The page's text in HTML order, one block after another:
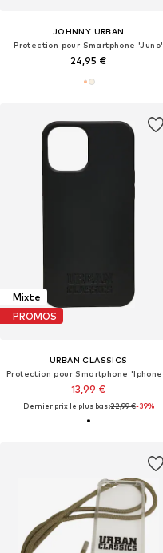
JOHNNY URBAN
Protection pour Smartphone 'Juno'
24,95 €
Mixte
PROMOS
URBAN CLASSICS
13,99 €
Dernier prix le plus bas :22,99 €-39%